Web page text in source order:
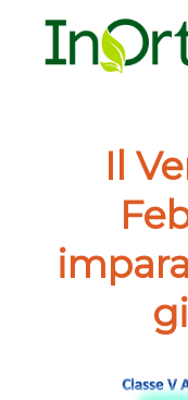
Il